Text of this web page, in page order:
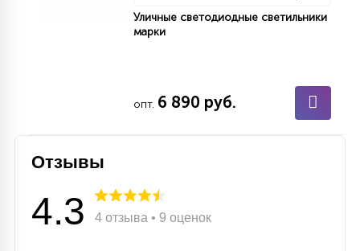
Уличные светодиодные светильники
марки
опт. 6 890 руб.
Отзывы
4.3 4 отзыва • 9 оценок